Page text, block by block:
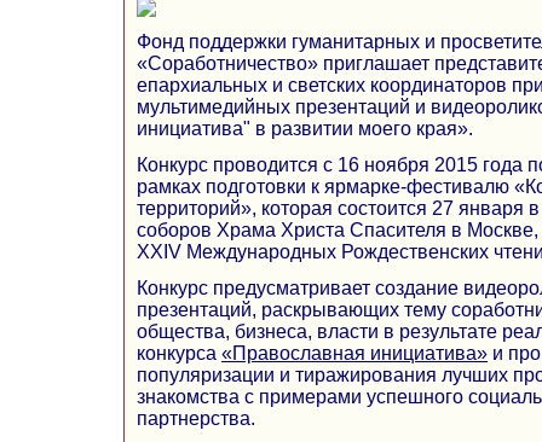
Фонд поддержки гуманитарных и
«Соработничество» приглашает
епархиальных и светских координаторов
мультимедийных презентаций и
инициатива" в развитии моего края».
Конкурс проводится с 16 ноября 2015 года
рамках подготовки к ярмарке-фестивалю
территорий», которая состоится 27 января
соборов Храма Христа Спасителя в
XXIV Международных Рождественских
Конкурс предусматривает создание
презентаций, раскрывающих тему
общества, бизнеса, власти в результате
конкурса «Православная инициатива» и
популяризации и тиражирования лучших
знакомства с примерами успешного
партнерства.